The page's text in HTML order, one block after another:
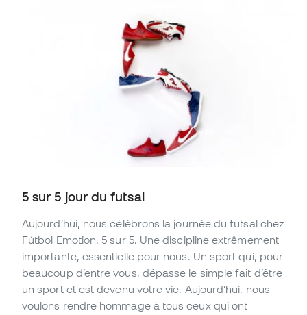
5 sur 5 jour du futsal
Aujourd’hui, nous célébrons la journée du futsal chez
Fútbol Emotion. 5 sur 5. Une discipline extrêmement
importante, essentielle pour nous. Un sport qui, pour
beaucoup d’entre vous, dépasse le simple fait d’être
un sport et est devenu votre vie. Aujourd’hui, nous
voulons rendre hommage à tous ceux qui ont